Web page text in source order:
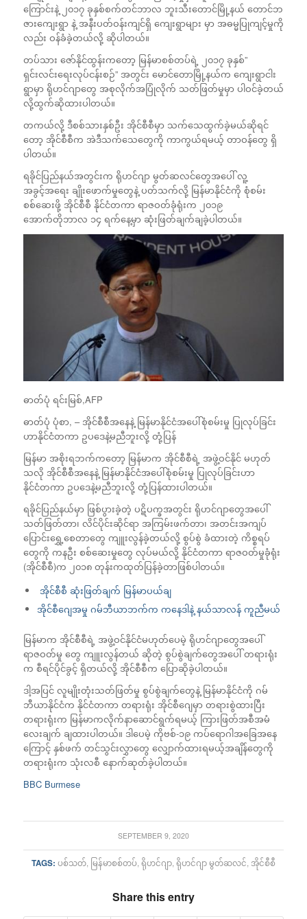
ကြောင်းနဲ့ ၂၀၁၇ ခုနှစ်စက်တင်ဘာလ ဘူးသီးတောင်မြို့နယ် တောင်ဘ
ဇားကျေးရွာ နဲ့ အနီးပတ်ဝန်းကျင်ရှိ ကျေးရွာများ မှာ အဓမ္မပြုကျင့်မှုကို
လည်း ဝန်ခံခဲ့တယ်လို့ ဆိုပါတယ်။
တပ်သား ဇော်နိုင်ထွန်းကတော့ မြန်မာစစ်တပ်ရဲ့ ၂၀၁၇ ခုနှစ်”
ရှင်းလင်းရေးလုပ်ငန်းစဉ်” အတွင်း မောင်တောမြို့နယ်က ကျေးရွာငါး
ရွာမှာ ရိုဟင်ဂျာတွေ အစုလိုက်အပြုံလိုက် သတ်ဖြတ်မှုမှာ ပါဝင်ခဲ့တယ်
လို့ထွက်ဆိုထားပါတယ်။
တကယ်လို့ ဒီစစ်သားနှစ်ဦး အိုင်စီစီမှာ သက်သေထွက်ခဲ့မယ်ဆိုရင်
တော့ အိုင်စီစီက အဲဒီသက်သေတွေကို ကာကွယ်ရမယ့် တာဝန်တွေ ရှိ
ပါတယ်။
ရခိုင်ပြည်နယ်အတွင်းက ရိုဟင်ဂျာ မွတ်ဆလင်တွေအပေါ် လူ့
အခွင့်အရေး ချိုးဖောက်မှုတွေနဲ့ ပတ်သက်လို့ မြန်မာနိုင်ငံကို စုံစမ်း
စစ်ဆေးဖို့ အိုင်စီစီ နိုင်ငံတကာ ရာဇဝတ်ခုံရုံးက ၂၀၁၉
အောက်တိုဘာလ ၁၄ ရက်နေ့မှာ ဆုံးဖြတ်ချက်ချခဲ့ပါတယ်။
ဓာတ်ပုံ ရင်းမြစ်,AFP
ဓာတ်ပုံ ပုံစာ, – အိုင်စီစီအနေနဲ့ မြန်မာနိုင်ငံအပေါ်စုံစမ်းမှု ပြုလုပ်ခြင်း
ဟာနိုင်ငံတကာ ဥပဒေနဲ့မညီဘူးလို့ တုံ့ပြန်
မြန်မာ အစိုးရဘက်ကတော့ မြန်မာက အိုင်စီစီရဲ့ အဖွဲ့ဝင်နိုင် မဟုတ်
သလို အိုင်စီစီအနေနဲ့ မြန်မာနိုင်ငံအပေါ်စုံစမ်းမှု ပြုလုပ်ခြင်းဟာ
နိုင်ငံတကာ ဥပဒေနဲ့မညီဘူးလို့ တုံ့ပြန်ထားပါတယ်။
ရခိုင်ပြည်နယ်မှာ ဖြစ်ပွားခဲ့တဲ့ ပဋိပက္ခအတွင်း ရိုဟင်ဂျာတွေအပေါ်
သတ်ဖြတ်တာ၊ လိင်ပိုင်းဆိုင်ရာ အကြမ်းဖက်တာ၊ အတင်းအကျပ်
ပြောင်းရွှေ့စေတာတွေ ကျူးလွန်ခဲ့တယ်လို့ စွပ်စွဲ ခံထားတဲ့ ကိစ္စရပ်
တွေကို ကနဦး စစ်ဆေးမှုတွေ လုပ်မယ်လို့ နိုင်ငံတကာ ရာဇဝတ်မှုခုံရုံး
(အိုင်စီစီ)က ၂၀၁၈ တုန်းကထုတ်ပြန်ခဲ့တာဖြစ်ပါတယ်။
အိုင်စီစီ ဆုံးဖြတ်ချက် မြန်မာပယ်ချ
အိုင်စီဂျေအမှု ဂမ်ဘီယာဘက်က ကနေဒါနဲ့ နယ်သာလန် ကူညီမယ်
မြန်မာက အိုင်စီစီရဲ့ အဖွဲ့ဝင်နိုင်ငံမဟုတ်ပေမဲ့ ရိုဟင်ဂျာတွေအပေါ်
ရာဇဝတ်မှု တွေ ကျူးလွန်တယ် ဆိုတဲ့ စွပ်စွဲချက်တွေအပေါ် တရားရုံး
က စီရင်ပိုင်ခွင့် ရှိတယ်လို့ အိုင်စီစီက ပြောဆိုခဲ့ပါတယ်။
ဒါ့အပြင် လူမျိုးတုံးသတ်ဖြတ်မှု စွပ်စွဲချက်တွေနဲ့ မြန်မာနိုင်ငံကို ဂမ်
ဘီယာနိုင်ငံက နိုင်ငံတကာ တရားရုံး အိုင်စီဂျေမှာ တရားစွဲထားပြီး
တရားရုံးက မြန်မာကလိုက်နာဆောင်ရွက်ရမယ့် ကြားဖြတ်အစီအမံ
လေးချက် ချထားပါတယ်။ ဒါပေမဲ့ ကိုဗစ်-၁၉ ကပ်ရောဂါအခြေအနေ
ကြောင့် နှစ်ဖက် တင်သွင်းလွှာတွေ လျှောက်ထားရမယ့်အချိန်တွေကို
တရားရုံးက သုံးလစီ နောက်ဆုတ်ခဲ့ပါတယ်။
BBC Burmese
SEPTEMBER 9, 2020
TAGS: ပစ်သတ်, မြန်မာစစ်တပ်, ရိုဟင်ဂျာ, ရိုဟင်ဂျာ မွတ်ဆလင် အိုင်စီစီ
Share this entry